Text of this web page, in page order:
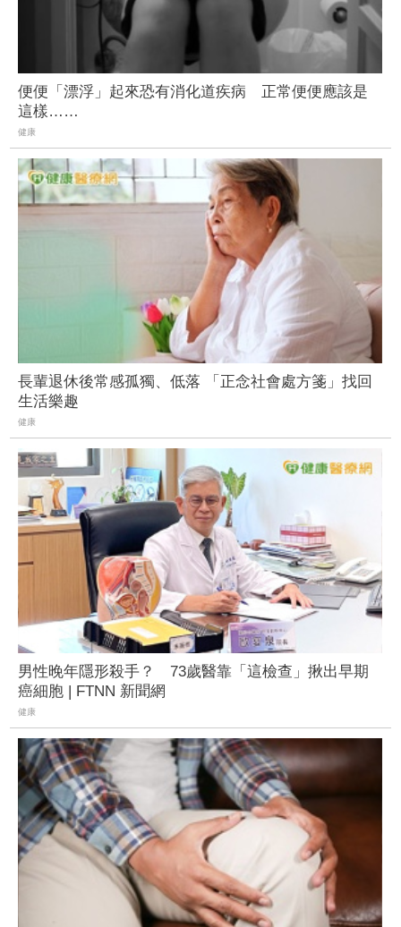
便便「漂浮」起來恐有消化道疾病 正常便便應該是
這樣……
健康
長輩退休後常感孤獨、低落 「正念社會處方箋」找回
生活樂趣
健康
男性晚年隱形殺手？ 73歲醫靠「這檢查」揪出早期
癌細胞 | FTNN 新聞網
健康